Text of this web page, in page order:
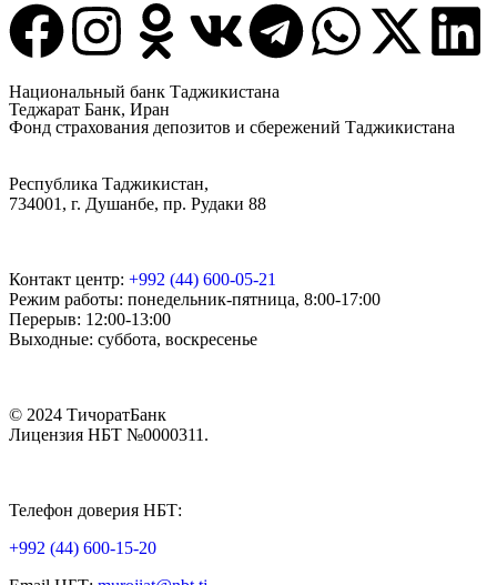
Национальный банк Таджикистана
Теджарат Банк, Иран
Фонд страхования депозитов и сбережений Таджикистана
Республика Таджикистан,
734001, г. Душанбе, пр. Рудаки 88
Контакт центр: +992 (44) 600-05-21
Режим работы: понедельник-пятница, 8:00-17:00
Перерыв: 12:00-13:00
Выходные: суббота, воскресенье
© 2024 ТичоратБанк
Лицензия НБТ №0000311.
Телефон доверия НБТ:
+992 (44) 600-15-20